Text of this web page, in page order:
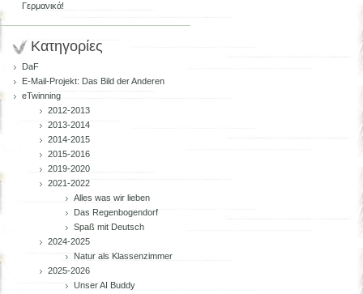
Γερμανικά!
Kατηγορίες
DaF
E-Mail-Projekt: Das Bild der Anderen
eTwinning
2012-2013
2013-2014
2014-2015
2015-2016
2019-2020
2021-2022
Alles was wir lieben
Das Regenbogendorf
Spaß mit Deutsch
2024-2025
Natur als Klassenzimmer
2025-2026
Unser AI Buddy